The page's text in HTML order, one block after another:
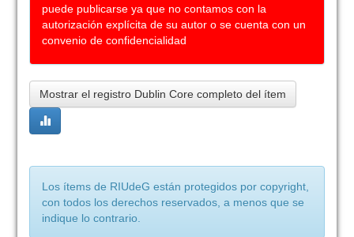
puede publicarse ya que no contamos con la
autorización explícita de su autor o se cuenta con un
convenio de confidencialidad
Mostrar el registro Dublin Core completo del ítem
Los ítems de RIUdeG están protegidos por copyright,
con todos los derechos reservados, a menos que se
indique lo contrario.